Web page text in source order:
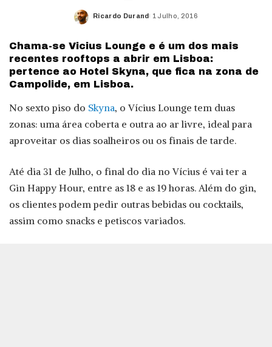
Posted
Ricardo Durand 1 Julho, 2016
Chama-se Vicius Lounge e é um dos mais
recentes rooftops a abrir em Lisboa:
pertence ao Hotel Skyna, que fica na zona de
Campolide, em Lisboa.
No sexto piso do Skyna, o Vícius Lounge tem duas
zonas: uma área coberta e outra ao ar livre, ideal para
aproveitar os dias soalheiros ou os finais de tarde.
Até dia 31 de Julho, o final do dia no Vícius é vai ter a
Gin Happy Hour, entre as 18 e as 19 horas. Além do gin,
os clientes podem pedir outras bebidas ou cocktails,
assim como snacks e petiscos variados.